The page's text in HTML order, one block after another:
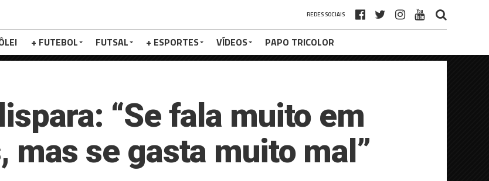
REDES SOCIAIS
+ FUTEBOL FUTSAL + ESPORTES VÍDEOS PAPO TRICOLOR
“Se fala muito em
mas se gasta muito mal”